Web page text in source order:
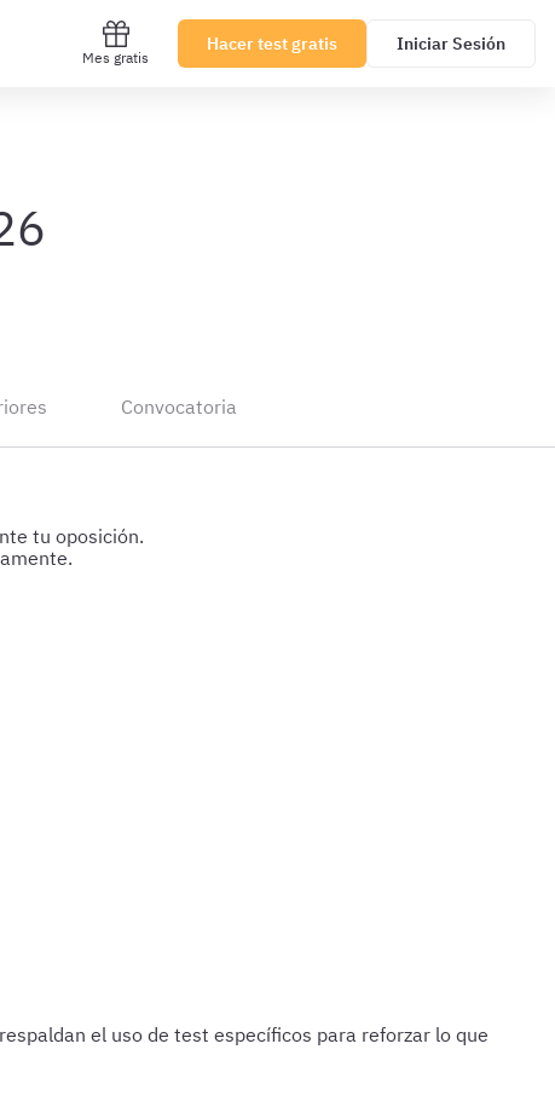
Mes gratis
Hacer test gratis Iniciar Sesión
Convocatoria
tu oposición.
el uso de test específicos para reforzar lo que